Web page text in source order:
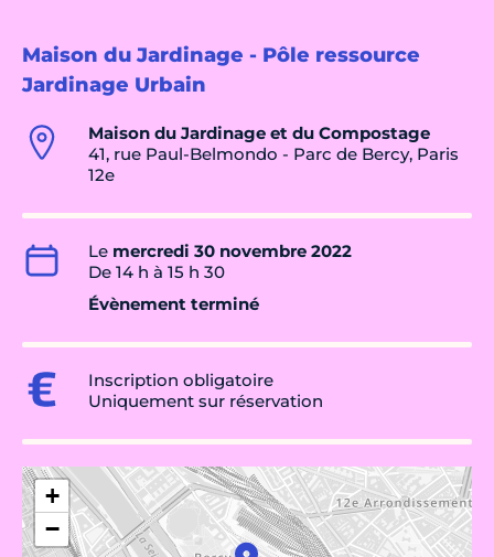
Maison du Jardinage - Pôle ressource
Jardinage Urbain
Maison du Jardinage et du Compostage
41, rue Paul-Belmondo - Parc de Bercy, Paris
12e
Le mercredi 30 novembre 2022
De 14 h à 15 h 30
Évènement terminé
Inscription obligatoire
Uniquement sur réservation
+
−